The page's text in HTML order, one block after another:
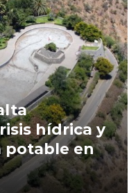
hídrica y
potable en